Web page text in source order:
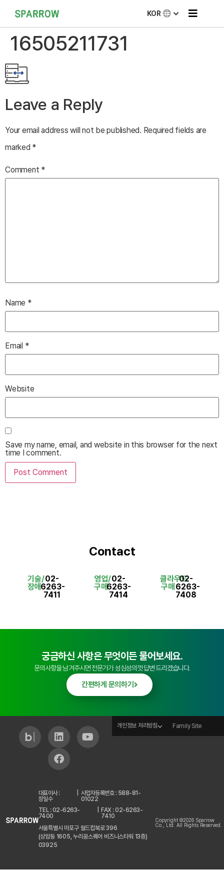
KOR
16505211731
Leave a Reply
Your email address will not be published. Required fields are
marked *
Comment *
Name *
Email *
Website
Save my name, email, and website in this browser for the next
time I comment.
Contact
기술/
장애
02-
6263-
7411
영업/
구매
02-
6263-
7414
클라우드
구매
02-
6263-
7408
궁금하신 사항은 무엇이든 물어보세요.
문의사항을 남겨주시면 전문가가 성심성의껏 답변 드리겠습니다.
간편하게 문의하기
개인정보 처리방침 Family Site
대표이사 :
장일수
사업자등록번호 : 588-81-
01022
TEL : 02-6263-
7400
FAX : 02-6263-
7410
서울특별시 마포구 월드컵북로 396
(상암동 1605, 누리꿈스퀘어 비즈니스타워 13층)
03925
Copyright ©2026 Sparrow
Co., Ltd. All Rights Reserved.